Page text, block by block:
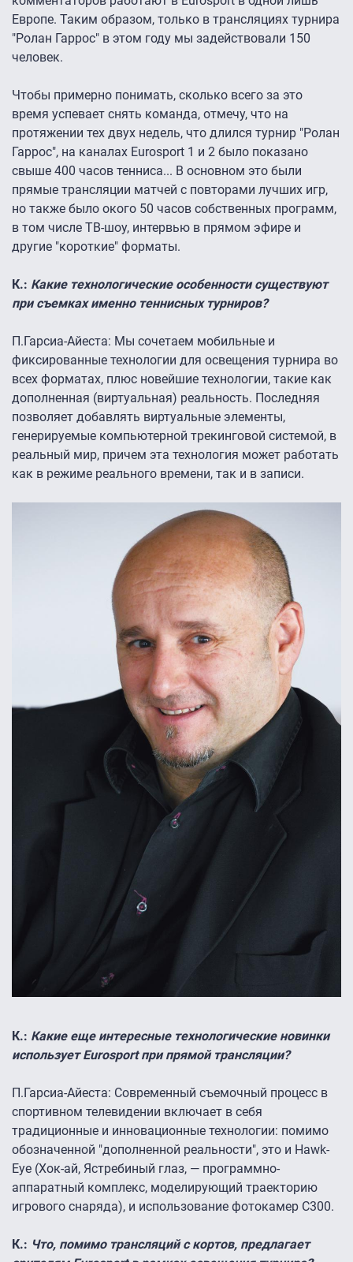
Европе. Таким образом, только в трансляциях турнира
"Ролан Гаррос" в этом году мы задействовали 150
человек.
Чтобы примерно понимать, сколько всего за это
время успевает снять команда, отмечу, что на
протяжении тех двух недель, что длился турнир "Ролан
Гаррос", на каналах Eurosport 1 и 2 было показано
свыше 400 часов тенниса... В основном это были
прямые трансляции матчей с повторами лучших игр,
но также было окого 50 часов собственных программ,
в том числе ТВ-шоу, интервью в прямом эфире и
другие "короткие" форматы.
К.: Какие технологические особенности существуют
при съемках именно теннисных турниров?
П.Гарсиа-Айеста: Мы сочетаем мобильные и
фиксированные технологии для освещения турнира во
всех форматах, плюс новейшие технологии, такие как
дополненная (виртуальная) реальность. Последняя
позволяет добавлять виртуальные элементы,
генерируемые компьютерной трекинговой системой, в
реальный мир, причем эта технология может работать
как в режиме реального времени, так и в записи.
К.: Какие еще интересные технологические новинки
использует Eurosport при прямой трансляции?
П.Гарсиа-Айеста: Современный съемочный процесс в
спортивном телевидении включает в себя
традиционные и инновационные технологии: помимо
обозначенной "дополненной реальности", это и Hawk-
Eye (Хок-ай, Ястребиный глаз, — программно-
аппаратный комплекс, моделирующий траекторию
игрового снаряда), и использование фотокамер С300.
К.: Что, помимо трансляций с кортов, предлагает